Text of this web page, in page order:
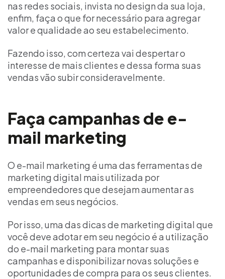
nas redes sociais, invista no design da sua loja,
enfim, faça o que for necessário para agregar
valor e qualidade ao seu estabelecimento.
Fazendo isso, com certeza vai despertar o
interesse de mais clientes e dessa forma suas
vendas vão subir consideravelmente.
Faça campanhas de e-
mail marketing
O e-mail marketing é uma das ferramentas de
marketing digital mais utilizada por
empreendedores que desejam aumentar as
vendas em seus negócios.
Por isso, uma dasdicas de marketing digital que
você deve adotar em seu negócio é a utilização
do e-mail marketing para montar suas
campanhas e disponibilizar novas soluções e
oportunidades de compra para os seus clientes.